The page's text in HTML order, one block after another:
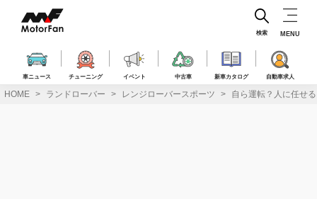
ス
車ニュース チューニング イベント 中古車 新車カタログ 自動車求人
検索 MENU
HOME ランドローバー レンジローバースポーツ 自ら運転？人に任せ